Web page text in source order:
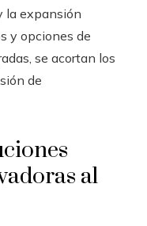
la expansión
y opciones de
se acortan los
de
al